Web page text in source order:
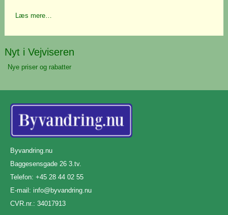
Læs mere…
Nyt i Vejviseren
Nye priser og rabatter
Byvandring.nu
Baggesensgade 26 3.tv.
Telefon: +45 28 44 02 55
E-mail: info@byvandring.nu
CVR.nr.: 34017913